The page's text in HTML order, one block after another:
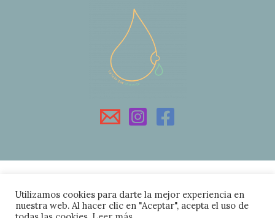
Política de Privacidad
Utilizamos cookies para darte la mejor experiencia en
nuestra web. Al hacer clic en "Aceptar", acepta el uso de